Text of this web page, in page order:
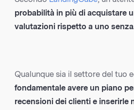
probabilità in più di acquistare
valutazioni rispetto a uno
Qualunque sia il settore del tuo
fondamentale avere un piano
recensioni dei clienti e inserirle